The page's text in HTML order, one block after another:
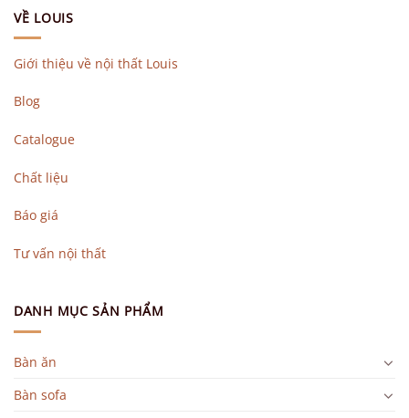
VỀ LOUIS
Giới thiệu về nội thất Louis
Blog
Catalogue
Chất liệu
Báo giá
Tư vấn nội thất
DANH MỤC SẢN PHẨM
Bàn ăn
Bàn sofa